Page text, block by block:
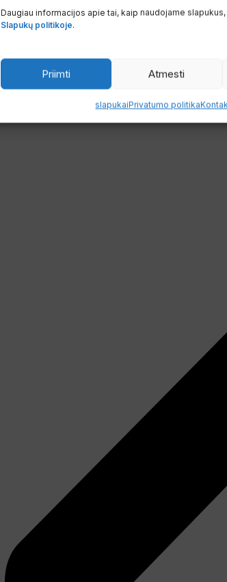
Daugiau informacijos apie tai, kaip naudojame
Slapukų politikoje.
Priimti Atmesti
slapukaiPrivatumo politika